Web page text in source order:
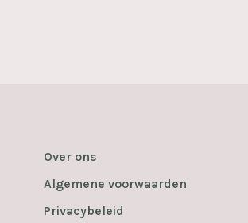
Over ons
Algemene voorwaarden
Privacybeleid